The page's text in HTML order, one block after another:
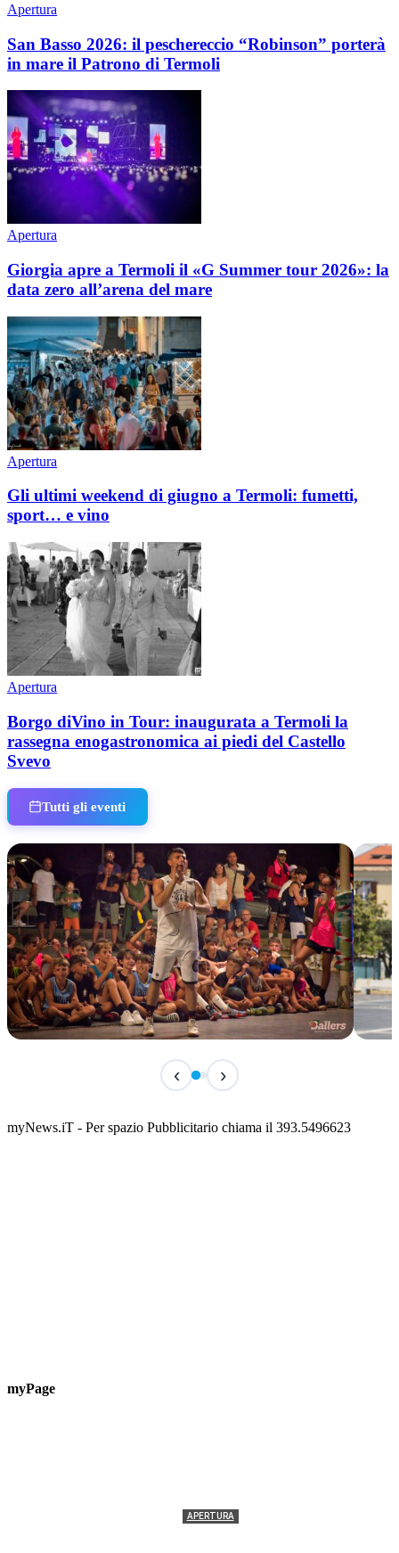
Apertura
San Basso 2026: il peschereccio “Robinson” porterà
in mare il Patrono di Termoli
Apertura
Giorgia apre a Termoli il «G Summer tour 2026»: la
data zero all’arena del mare
Apertura
Gli ultimi weekend di giugno a Termoli: fumetti,
sport… e vino
Apertura
Borgo diVino in Tour: inaugurata a Termoli la
rassegna enogastronomica ai piedi del Castello
Svevo
Tutti gli eventi
Classic Contest 3vs3 Memorial Michele
📅 6 Agosto 2026 · 09:00 · 📍 Lungomare C. Colombo
‹ ›
myNews.iT - Per spazio Pubblicitario chiama il 393.5496623
myPage
APERTURA